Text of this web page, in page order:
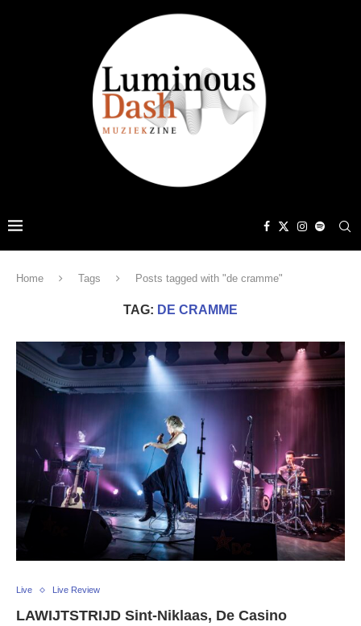
Home Tags Posts tagged with "de cramme"
TAG: DE CRAMME
Live Live Review
LAWIJTSTRIJD Sint-Niklaas, De Casino